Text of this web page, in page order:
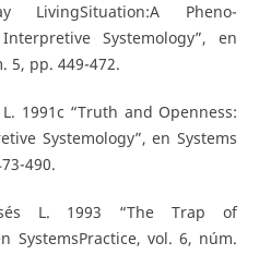
LivingSituation:A Pheno-
Systemology”, en
5, pp. 449-472.
1991c “Truth and Openness:
Systemology”, en Systems
490.
L. 1993 “The Trap of
SystemsPractice, vol. 6, núm.